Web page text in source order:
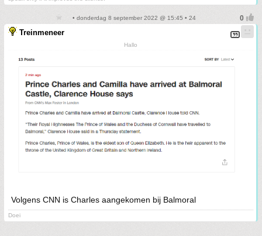
• donderdag 8 september 2022 @ 15:45 • 24
Treinmeneer
Hallo
Volgens CNN is Charles aangekomen bij Balmoral
Doei